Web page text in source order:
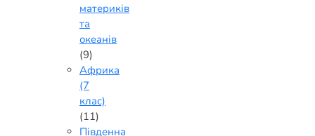
материків
та
океанів
(9)
Африка
(7
клас)
(11)
Південна